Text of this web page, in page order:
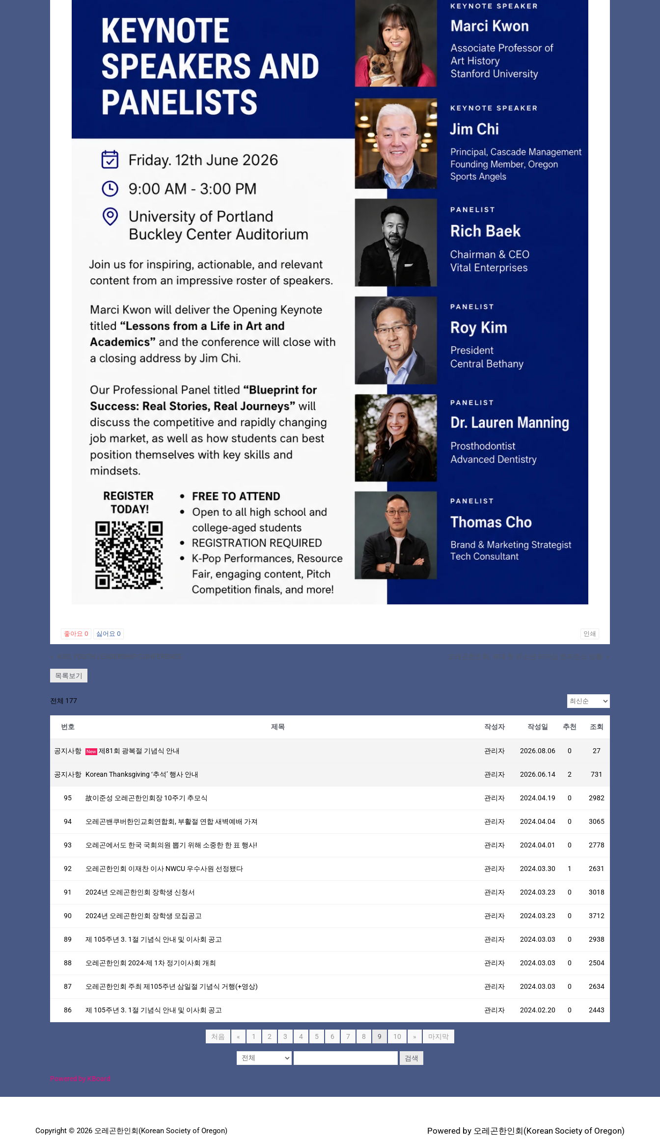
좋아요 0 싫어요 0 인쇄
« KSO, YOUTH LEADERSHIP CONFERENCE 오레곤한인회, 역대 첫 유소년 리더십 컨퍼런스 성황 »
목록보기
전체 177
번호 제목 작성자 작성일 추천 조회
공지사항 New 제81회 광복절 기념식 안내 관리자 2026.08.06 0 27
공지사항 Korean Thanksgiving ‘추석’ 행사 안내 관리자 2026.06.14 2 731
95 故이준성 오레곤한인회장 10주기 추모식 관리자 2024.04.19 0 2982
94 오레곤밴쿠버한인교회연합회, 부활절 연합 새벽예배 가져 관리자 2024.04.04 0 3065
93 오레곤에서도 한국 국회의원 뽑기 위해 소중한 한 표 행사! 관리자 2024.04.01 0 2778
92 오레곤한인회 이재찬 이사 NWCU 우수사원 선정됐다 관리자 2024.03.30 1 2631
91 2024년 오레곤한인회 장학생 신청서 관리자 2024.03.23 0 3018
90 2024년 오레곤한인회 장학생 모집공고 관리자 2024.03.23 0 3712
89 제 105주년 3. 1절 기념식 안내 및 이사회 공고 관리자 2024.03.03 0 2938
88 오레곤한인회 2024-제 1차 정기이사회 개최 관리자 2024.03.03 0 2504
87 오레곤한인회 주최 제105주년 삼일절 기념식 거행(+영상) 관리자 2024.03.03 0 2634
86 제 105주년 3. 1절 기념식 안내 및 이사회 공고 관리자 2024.02.20 0 2443
처음 « 1 2 3 4 5 6 7 8 9 10 » 마지막
검색
Powered by KBoard
Copyright © 2026 오레곤한인회(Korean Society of Oregon) Powered by 오레곤한인회(Korean Society of Oregon)